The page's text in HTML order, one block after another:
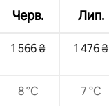
Черв. Лип.
1 566 ₴ 1 476 ₴
8 °C 7 °C